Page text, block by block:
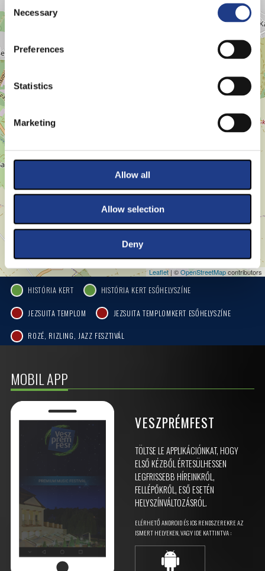
Necessary
Preferences
Statistics
Marketing
Allow all
Allow selection
Deny
−
Leaflet| ©OpenStreetMapcontributors
HELYSZÍNEK
HISTÓRIA KERT HISTÓRIA KERT ESŐHELYSZÍNE
JEZSUITA TEMPLOM JEZSUITA TEMPLOMKERT ESŐHELYSZÍNE
ROZÉ, RIZLING, JAZZ FESZTIVÁL
MOBIL APP
VESZPRÉMFEST
TÖLTSE LE APPLIKÁCIÓNKAT, HOGY
ELSŐ KÉZBŐL ÉRTESÜLHESSEN
LEGFRISSEBB HÍREINKRŐL,
FELLÉPŐKRŐL, ESŐ ESETÉN
HELYSZÍNVÁLTOZÁSRÓL.
ELÉRHETŐ ANDROID ÉS IOS RENDSZEREKRE AZ
ISMERT HELYEKEN, VAGY IDE KATTINTVA :